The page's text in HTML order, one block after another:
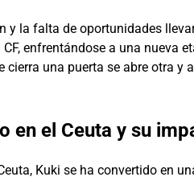
y la falta de oportunidades
enfrentándose a una nueva
cierra una puerta se abre otra
en el Ceuta y su
Kuki se ha convertido en